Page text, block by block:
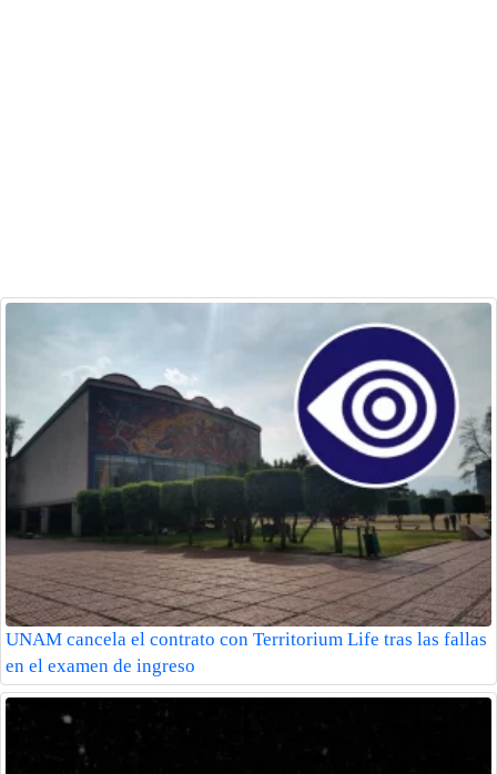
UNAM cancela el contrato con Territorium Life tras las fallas
en el examen de ingreso